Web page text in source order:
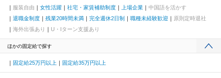
服装自由
女性活躍 社宅・家賃補助制度 上場企業
中国語を活かす
退職金制度
残業20時間未満 完全週休2日制 職種未経験歓迎
原則定時退社
海外出張あり
U・Iターン支援あり
ほかの固定給で探す
固定給25万円以上 固定給35万円以上